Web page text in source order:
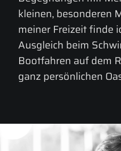
kleinen,besonderen
meiner Freizeitfinde
Ausgleich beim
Bootfahren aufdem
ganzpersönlichen